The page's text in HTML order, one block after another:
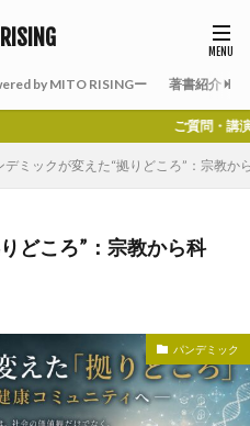
by MITO RISINGー 著書紹介
ご質問・講演のご依頼はお
デミックが変えた“拠りどころ”：宗教か
どころ”：宗教から科
パンデミック